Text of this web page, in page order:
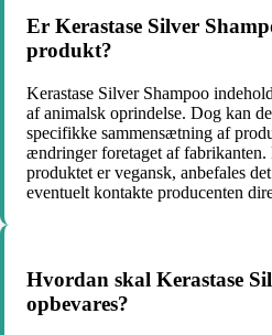
Er Kerastase Silver
produkt?
Kerastase Silver Shampoo
af animalsk oprindelse. Dog kan
specifikke sammensætning af
ændringer foretaget af
produktet er vegansk, anbefales
eventuelt kontakte producenten
Hvordan skal Kerastase
opbevares?